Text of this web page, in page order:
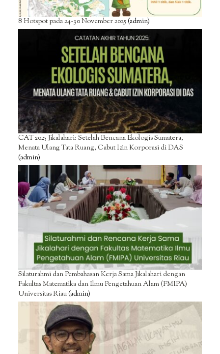
8 Hotspot pada 24-30 November 2025(admin)
CAT 2025 Jikalahari: Setelah Bencana Ekologis Sumatera,
Menata Ulang Tata Ruang, Cabut Izin Korporasi di DAS
(admin)
Silaturahmi dan Pembahasan Kerja Sama Jikalahari dengan
Fakultas Matematika dan Ilmu Pengetahuan Alam (FMIPA)
Universitas Riau(admin)